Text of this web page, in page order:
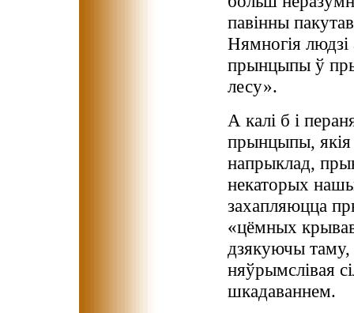
павінны
Нямногія людзі
прынцыпы ў
лесу».
А калі б і
прынцыпы, якія
напрыклад,
некаторых
захапляюцца
«цёмных
дзякуючы таму,
няўрымслівая
шкадаваннем.